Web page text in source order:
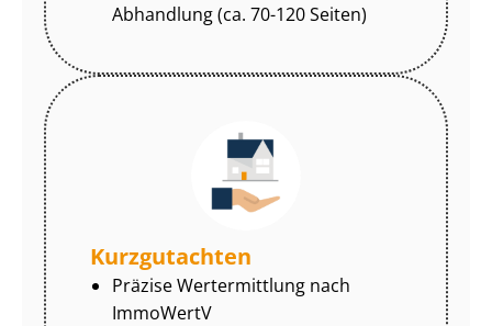
Abhandlung (ca. 70-120 Seiten)
Kurzgutachten
Präzise Wertermittlung nach
ImmoWertV